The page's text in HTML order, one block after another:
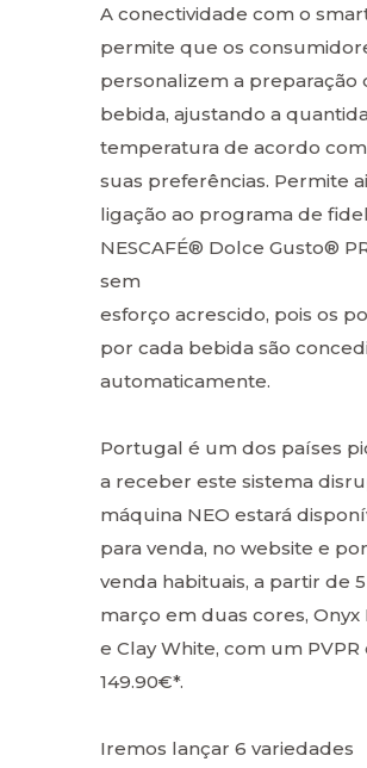
A conectividade com o
permite que os
personalizem a preparação
bebida, ajustando a
temperatura de acordo com
suas preferências. Permite
ligação ao programa de
NESCAFÉ® Dolce Gusto®
sem
esforço acrescido, pois os
por cada bebida são
automaticamente.
Portugal é um dos países
a receber este sistema
máquina NEO estará
para venda, no website e
venda habituais, a partir de
março em duas cores, Onyx
e Clay White, com um PVPR
149.90€*.
Iremos lançar 6 variedades